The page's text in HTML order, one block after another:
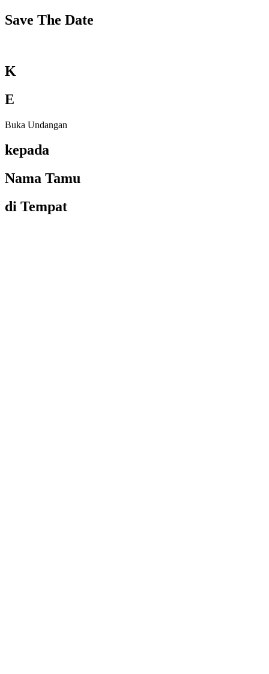
Save The Date
K
E
Buka Undangan
kepada
Nama Tamu
di Tempat